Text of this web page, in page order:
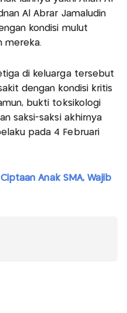
Al Abrar Jamaludin
kondisi mulut
mereka.
di keluarga tersebut
dengan kondisi kritis
bukti toksikologi
saksi-saksi akhirnya
pada 4 Februari
Anak SMA, Wajib